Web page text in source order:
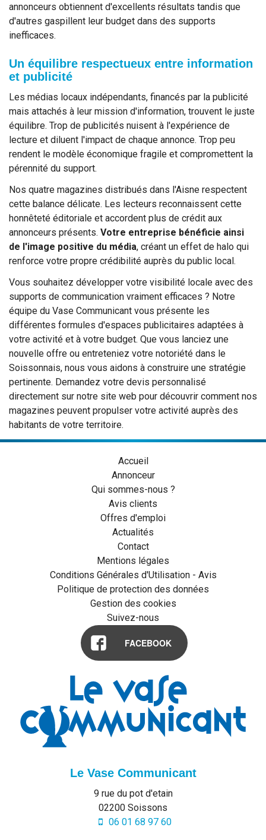
annonceurs obtiennent d'excellents résultats tandis que
d'autres gaspillent leur budget dans des supports
inefficaces.
Un équilibre respectueux entre information
et publicité
Les médias locaux indépendants, financés par la publicité
mais attachés à leur mission d'information, trouvent le juste
équilibre. Trop de publicités nuisent à l'expérience de
lecture et diluent l'impact de chaque annonce. Trop peu
rendent le modèle économique fragile et compromettent la
pérennité du support.
Nos quatre magazines distribués dans l'Aisne respectent
cette balance délicate. Les lecteurs reconnaissent cette
honnêteté éditoriale et accordent plus de crédit aux
annonceurs présents. Votre entreprise bénéficie ainsi
de l'image positive du média, créant un effet de halo qui
renforce votre propre crédibilité auprès du public local.
Vous souhaitez développer votre visibilité locale avec des
supports de communication vraiment efficaces ? Notre
équipe du Vase Communicant vous présente les
différentes formules d'espaces publicitaires adaptées à
votre activité et à votre budget. Que vous lanciez une
nouvelle offre ou entreteniez votre notoriété dans le
Soissonnais, nous vous aidons à construire une stratégie
pertinente. Demandez votre devis personnalisé
directement sur notre site web pour découvrir comment nos
magazines peuvent propulser votre activité auprès des
habitants de votre territoire.
Accueil
Annonceur
Qui sommes-nous ?
Avis clients
Offres d'emploi
Actualités
Contact
Mentions légales
Conditions Générales d'Utilisation - Avis
Politique de protection des données
Gestion des cookies
Suivez-nous
FACEBOOK
Le Vase Communicant
9 rue du pot d'etain
02200 Soissons
06 01 68 97 60